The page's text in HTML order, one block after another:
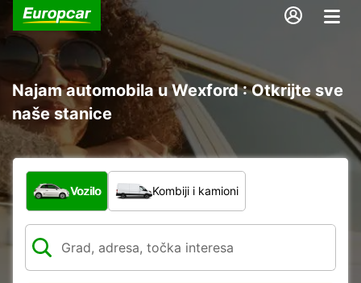
Najam automobila u Wexford : Otkrijte sve
naše stanice
Koja vrsta vozila?
Vozilo Kombiji i kamioni